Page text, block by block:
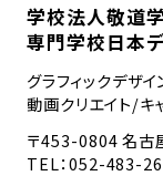
学校法人敬道
専門学校日本デ
グラフィックデザ
動画クリエイト/キ
〒453-0804 名古
TEL：052-483-